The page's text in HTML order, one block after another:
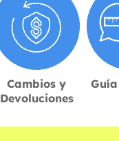
Cambios y
Devoluciones